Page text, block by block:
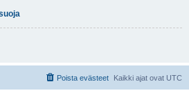
Kaikki ajat ovat UTC
Poista evästeet